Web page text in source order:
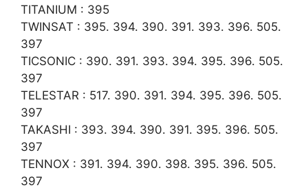
TITANIUM : 395
TWINSAT : 395. 394. 390. 391. 393. 396. 505.
397
TICSONIC : 390. 391. 393. 394. 395. 396. 505.
397
TELESTAR : 517. 390. 391. 394. 395. 396. 505.
397
TAKASHI : 393. 394. 390. 391. 395. 396. 505.
397
TENNOX : 391. 394. 390. 398. 395. 396. 505.
397